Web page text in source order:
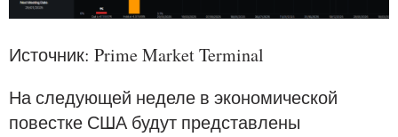
Источник: Prime Market Terminal
На следующей неделе в экономической
повестке США будут представлены